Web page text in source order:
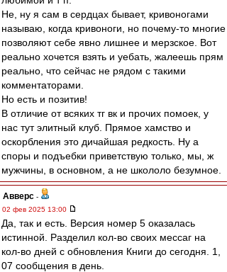
Не, ну я сам в сердцах бывает, кривоногами
называю, когда кривоноги, но почему-то многие
позволяют себе явно лишнее и мерзское. Вот
реально хочется взять и уебать, жалеешь прям
реально, что сейчас не рядом с такими
комментаторами.
Но есть и позитив!
В отличие от всяких тг вк и прочих помоек, у
нас тут элитный клуб. Прямое хамство и
оскорбления это дичайшая редкость. Ну а
споры и подъебки приветствую только, мы, ж
мужчины, в основном, а не школоло безумное.
Авверс -
02 фев 2025 13:00
Да, так и есть. Версия номер 5 оказалась
истинной. Разделил кол-во своих мессаг на
кол-во дней с обновления Книги до сегодня. 1,
07 сообщения в день.